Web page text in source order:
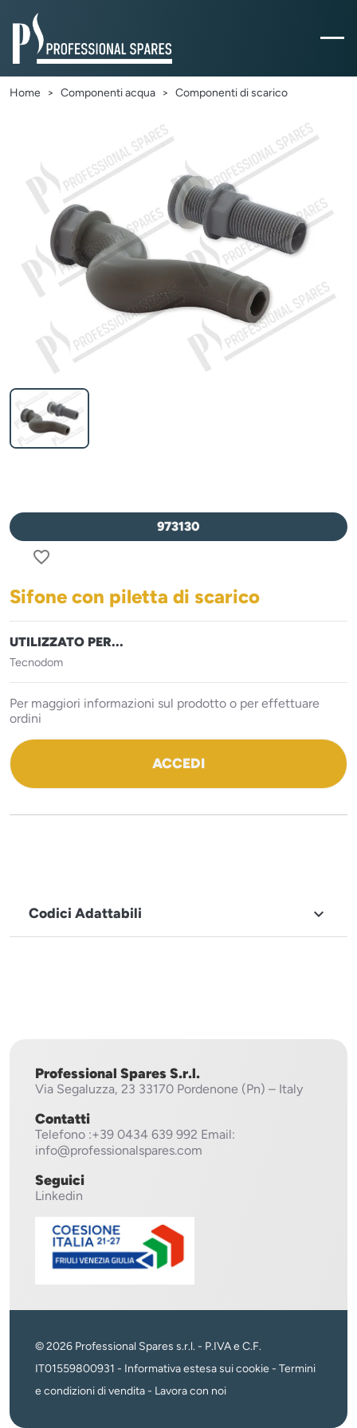
Home Componenti acqua Componenti di scarico
973130
favorite_border
Sifone con piletta di scarico
UTILIZZATO PER...
Tecnodom
Per maggiori informazioni sul prodotto o per effettuare
ordini
ACCEDI
Codici Adattabili 
Professional Spares S.r.l.
Via Segaluzza, 23 33170 Pordenone (Pn) – Italy
Contatti
Telefono :+39 0434 639 992 Email:
info@professionalspares.com
Seguici
Linkedin
© 2026 Professional Spares s.r.l. - P.IVA e C.F.
IT01559800931 - Informativa estesa sui cookie - Termini
e condizioni di vendita- Lavora con noi